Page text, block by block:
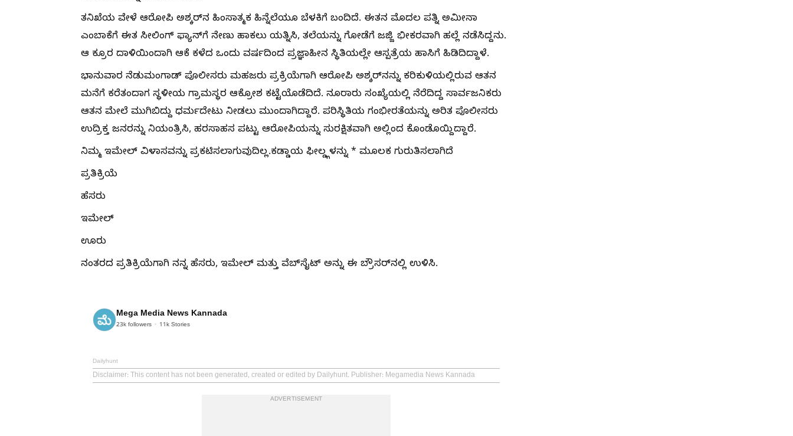
ತನಿಖೆಯ ವೇಳೆ ಆರೋಪಿ ಅಶ್ಕರ್‌ನ ಹಿಂಸಾತ್ಮಕ ಹಿನ್ನೆಲೆಯೂ ಬೆಳಕಿಗೆ ಬಂದಿದೆ. ಈತನ ಮೊದಲ ಪತ್ನಿ ಅಮೀನಾ
ಎಂಬಾಕೆಗೆ ಈತ ಸೀಲಿಂಗ್ ಫ್ಯಾನ್‌ಗೆ ನೇಣು ಹಾಕಲು ಯತ್ನಿಸಿ, ತಲೆಯನ್ನು ಗೋಡೆಗೆ ಜಜ್ಜಿ ಭೀಕರವಾಗಿ ಹಲ್ಲೆ ನಡೆಸಿದ್ದನು.
ಆ ಕ್ರೂರ ದಾಳಿಯಿಂದಾಗಿ ಆಕೆ ಕಳೆದ ಒಂದು ವರ್ಷದಿಂದ ಪ್ರಜ್ಞಾಹೀನ ಸ್ಥಿತಿಯಲ್ಲೇ ಆಸ್ಪತ್ರೆಯ ಹಾಸಿಗೆ ಹಿಡಿದಿದ್ದಾಳೆ.
ಭಾನುವಾರ ನೆಡುಮಂಗಾಡ್ ಪೊಲೀಸರು ಮಹಜರು ಪ್ರಕ್ರಿಯೆಗಾಗಿ ಆರೋಪಿ ಅಶ್ಕರ್‌ನನ್ನು ಕರಿಕುಳಿಯಲ್ಲಿರುವ ಆತನ
ಮನೆಗೆ ಕರೆತಂದಾಗ ಸ್ಥಳೀಯ ಗ್ರಾಮಸ್ಥರ ಆಕ್ರೋಶ ಕಟ್ಟೆಯೊಡೆದಿದೆ. ನೂರಾರು ಸಂಖ್ಯೆಯಲ್ಲಿ ನೆರೆದಿದ್ದ ಸಾರ್ವಜನಿಕರು
ಆತನ ಮೇಲೆ ಮುಗಿಬಿದ್ದು ಧರ್ಮದೇಟು ನೀಡಲು ಮುಂದಾಗಿದ್ದಾರೆ. ಪರಿಸ್ಥಿತಿಯ ಗಂಭೀರತೆಯನ್ನು ಅರಿತ ಪೊಲೀಸರು
ಉದ್ರಿಕ್ತ ಜನರನ್ನು ನಿಯಂತ್ರಿಸಿ, ಹರಸಾಹಸ ಪಟ್ಟು ಆರೋಪಿಯನ್ನು ಸುರಕ್ಷಿತವಾಗಿ ಅಲ್ಲಿಂದ ಕೊಂಡೊಯ್ದಿದ್ದಾರೆ.
ನಿಮ್ಮ ಇಮೇಲ್ ವಿಳಾಸವನ್ನು ಪ್ರಕಟಿಸಲಾಗುವುದಿಲ್ಲ.ಕಡ್ಡಾಯ ಫೀಲ್ಡ್ಗಳನ್ನು * ಮೂಲಕ ಗುರುತಿಸಲಾಗಿದೆ
ಪ್ರತಿಕ್ರಿಯೆ
ಹೆಸರು
ಇಮೇಲ್
ಊರು
ನಂತರದ ಪ್ರತಿಕ್ರಿಯೆಗಾಗಿ ನನ್ನ ಹೆಸರು, ಇಮೇಲ್ ಮತ್ತು ವೆಬ್‌ಸೈಟ್ ಅನ್ನು ಈ ಬ್ರೌಸರ್‌ನಲ್ಲಿ ಉಳಿಸಿ.
Mega Media News Kannada
23k followers 11k Stories
Dailyhunt
Disclaimer: This content has not been generated, created or edited by Dailyhunt. Publisher: Megamedia News Kannada
ADVERTISEMENT